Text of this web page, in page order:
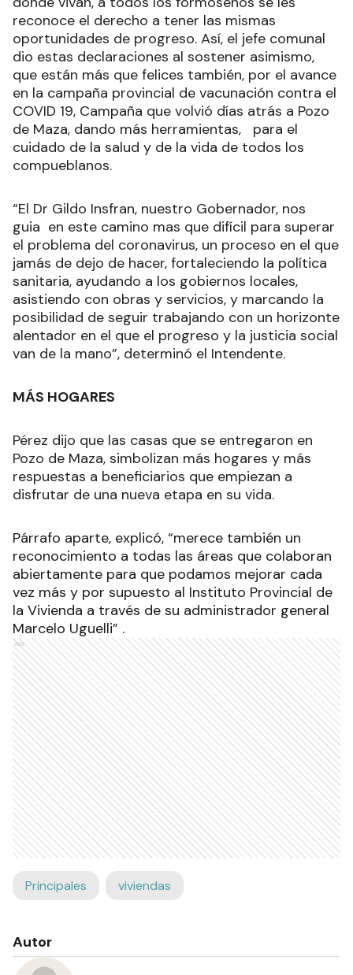
reconoce el derecho a tener las mismas
oportunidades de progreso. Así, el jefe comunal
dio estas declaraciones al sostener asimismo,
que están más que felices también, por el avance
en la campaña provincial de vacunación contra el
COVID 19, Campaña que volvió días atrás a Pozo
de Maza, dando más herramientas, para el
cuidado de la salud y de la vida de todos los
compueblanos.
“El Dr Gildo Insfran, nuestro Gobernador, nos
guia en este camino mas que difícil para superar
el problema del coronavirus, un proceso en el que
jamás de dejo de hacer, fortaleciendo la política
sanitaria, ayudando a los gobiernos locales,
asistiendo con obras y servicios, y marcando la
posibilidad de seguir trabajando con un horizonte
alentador en el que el progreso y la justicia social
van de la mano”, determinó el Intendente.
MÁS HOGARES
Pérez dijo que las casas que se entregaron en
Pozo de Maza, simbolizan más hogares y más
respuestas a beneficiarios que empiezan a
disfrutar de una nueva etapa en su vida.
Párrafo aparte, explicó, “merece también un
reconocimiento a todas las áreas que colaboran
abiertamente para que podamos mejorar cada
vez más y por supuesto al Instituto Provincial de
la Vivienda a través de su administrador general
Marcelo Uguelli” .
Ads
Principales viviendas
Autor